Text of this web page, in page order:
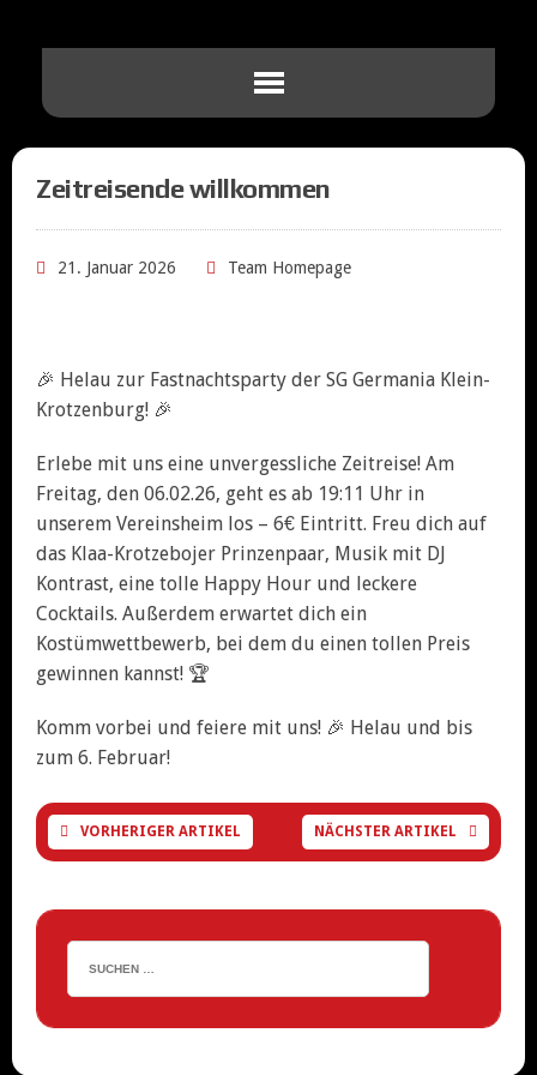
Zeitreisende willkommen
21. Januar 2026 Team Homepage
🎉 Helau zur Fastnachtsparty der SG Germania Klein-
Krotzenburg! 🎉
Erlebe mit uns eine unvergessliche Zeitreise! Am
Freitag, den 06.02.26, geht es ab 19:11 Uhr in
unserem Vereinsheim los – 6€ Eintritt. Freu dich auf
das Klaa-Krotzebojer Prinzenpaar, Musik mit DJ
Kontrast, eine tolle Happy Hour und leckere
Cocktails. Außerdem erwartet dich ein
Kostümwettbewerb, bei dem du einen tollen Preis
gewinnen kannst! 🏆
Komm vorbei und feiere mit uns! 🎉 Helau und bis
zum 6. Februar!
VORHERIGER ARTIKEL NÄCHSTER ARTIKEL